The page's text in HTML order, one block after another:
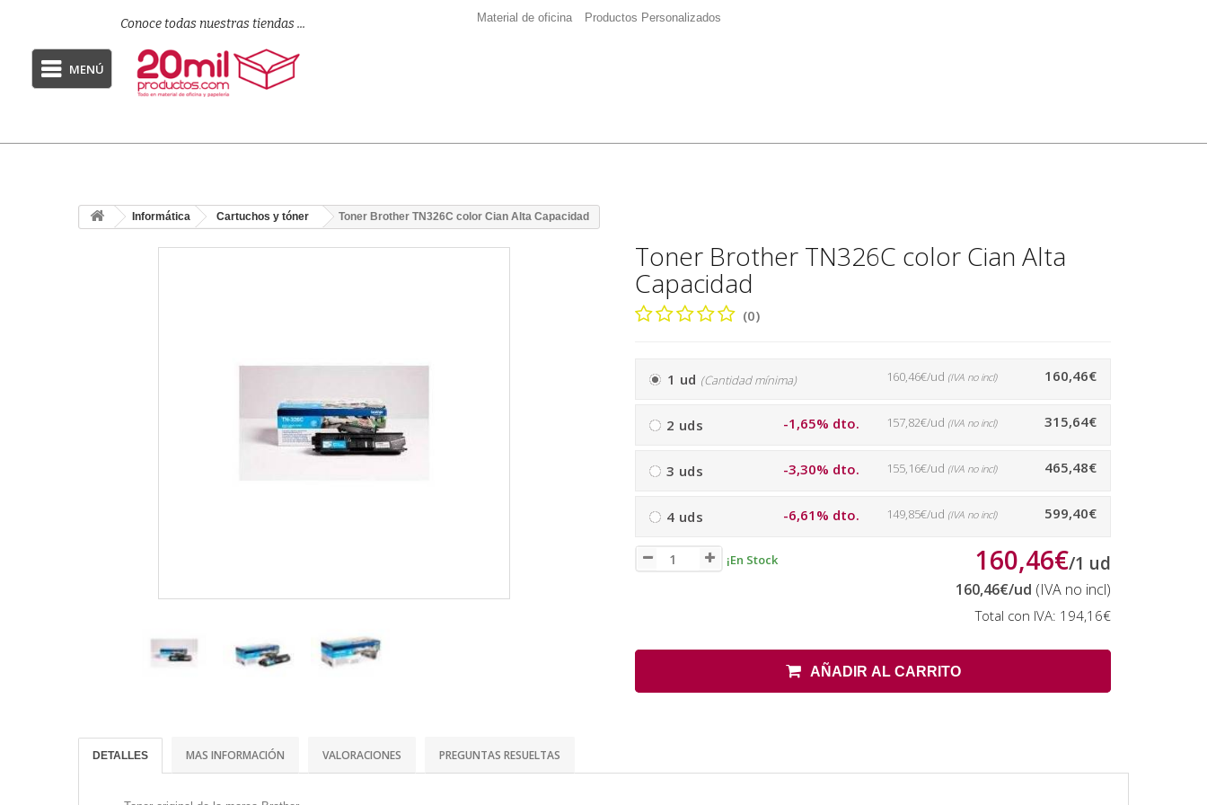
Conoce todas nuestras tiendas ... Material de oficina Productos Personalizados
MENÚ
Informática Cartuchos y tóner Toner Brother TN326C color Cian Alta Capacidad
Toner Brother TN326C color Cian Alta
Capacidad
(0)
1 ud (Cantidad mínima) 160,46€
160,46€/ud (IVA no incl)
2 uds -1,65% dto. 315,64€
157,82€/ud (IVA no incl)
3 uds -3,30% dto. 465,48€
155,16€/ud (IVA no incl)
4 uds -6,61% dto. 599,40€
149,85€/ud (IVA no incl)
¡En Stock 160,46€/1 ud
160,46€/ud (IVA no incl)
Total con IVA: 194,16€
AÑADIR AL CARRITO
DETALLES MAS INFORMACIÓN VALORACIONES PREGUNTAS RESUELTAS